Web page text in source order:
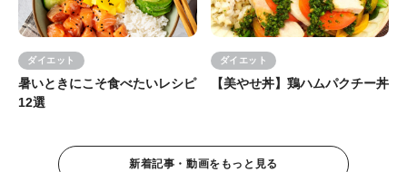
ダイエット
暑いときにこそ食べたいレシピ
12選
ダイエット
【美やせ丼】鶏ハムパクチー丼
新着記事・動画をもっと見る